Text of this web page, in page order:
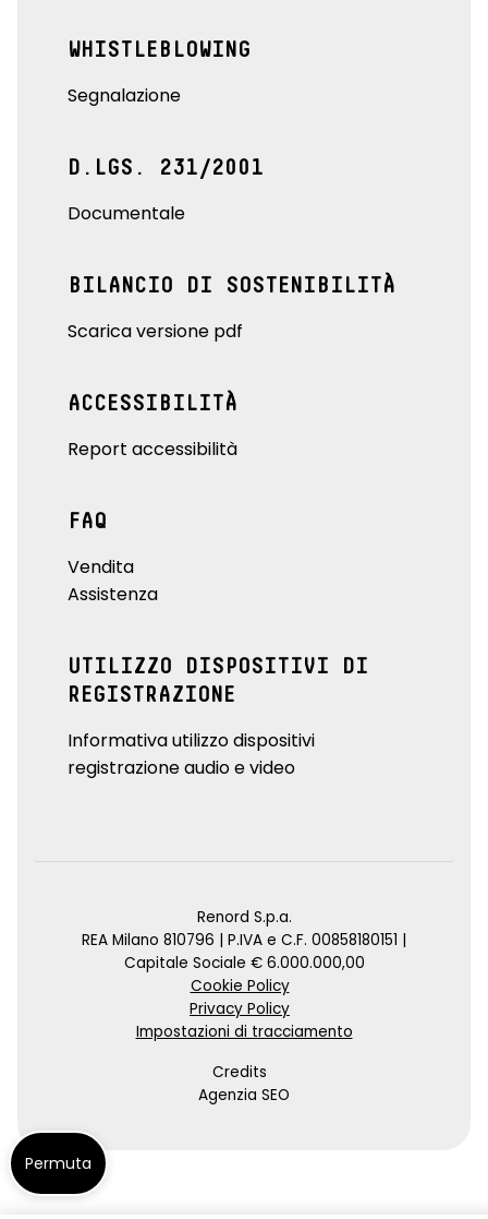
WHISTLEBLOWING
Segnalazione
D.LGS. 231/2001
Documentale
BILANCIO DI SOSTENIBILITÀ
Scarica versione pdf
ACCESSIBILITÀ
Report accessibilità
FAQ
Vendita
Assistenza
UTILIZZO DISPOSITIVI DI
REGISTRAZIONE
Informativa utilizzo dispositivi
registrazione audio e video
Renord S.p.a.
REA Milano 810796 | P.IVA e C.F. 00858180151 |
Capitale Sociale € 6.000.000,00
Cookie Policy
Privacy Policy
Impostazioni di tracciamento
Credits
Agenzia SEO
Permuta